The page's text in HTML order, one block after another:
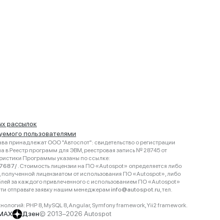
рассылок
пользователями
принадлежат ООО "Автоспот": свидетельство о регистрации
Реестр программ для ЭВМ, реестровая запись № 28745 от
Программы указаны по ссылке:
. Стоимость лицензии на ПО «Autospot» определяется либо
полученной лицензиатом от использования ПО «Autospot», либо
за каждого привлеченного с использованием ПО «Autospot»
отправьте заявку нашим менеджерам info@autospot.ru, тел.
PHP 8, MySQL 8, Angular, Symfony framework, Yii2 framework.
Дзен© 2013–2026 Autospot